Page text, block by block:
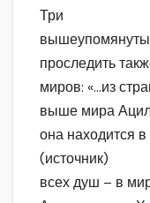
Три
проследить
миров: «…из
выше мира
она находится
(источник)
всех душ – в